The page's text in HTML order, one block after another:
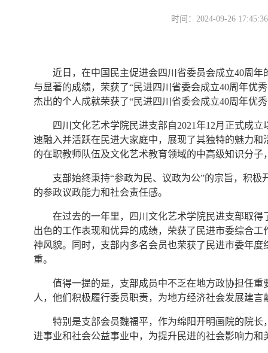
时间：2024-09-26
近日，在中国民主促进会四川省委员会成立40周
与显著的成绩，荣获了“民进四川省委会成立40周年优
杰出的个人成就荣获了“民进四川省委会成立40周年优
四川文化艺术学院民进支部自2021年12月正式成
速融入并活跃在民进大家庭中，展现了其独特的魅力
的在职教师队伍及文化艺术教育领域的中高级知识分
支部始终秉持“参政为民、议政为公”的宗旨，积
的参政议政能力和社会责任感。
在过去的一年里，四川文化艺术学院民进支部取
出色的工作表现和优异的成绩，荣获了民进市委综合
神风貌。同时，支部内多名会员也荣获了民进市委年
重。
值得一提的是，支部成员中不乏在地方政协担任
人，他们积极履行委员职责，为地方经济社会发展建言
特别是支部会员魏福平，作为绵阳开明画院的院
进事业和社会公益事业中，为提升民进的社会影响力和